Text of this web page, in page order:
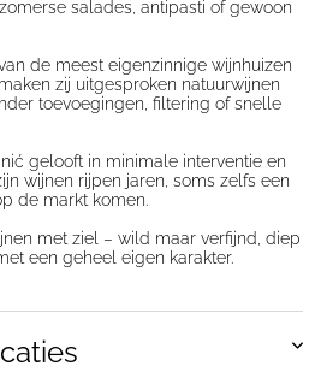
salades, antipasti of gewoon
de meest eigenzinnige wijnhuizen
zij uitgesproken natuurwijnen
toevoegingen, filtering of snelle
gelooft in minimale interventie en
wijnen rijpen jaren, soms zelfs een
de markt komen.
met ziel – wild maar verfijnd, diep
een geheel eigen karakter.